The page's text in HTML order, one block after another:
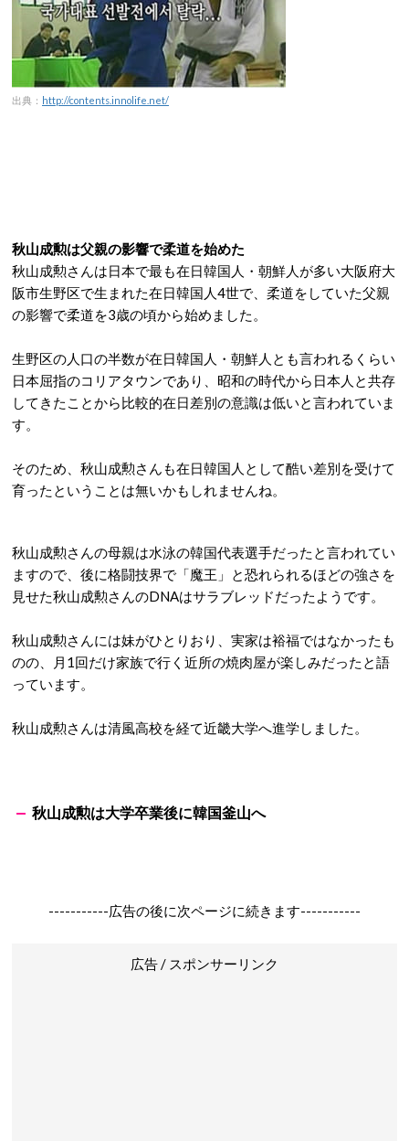
出典： http://contents.innolife.net/
秋山成勲は父親の影響で柔道を始めた
秋山成勲さんは日本で最も在日韓国人・朝鮮人が多い大阪府大
阪市生野区で生まれた在日韓国人4世で、柔道をしていた父親
の影響で柔道を3歳の頃から始めました。
生野区の人口の半数が在日韓国人・朝鮮人とも言われるくらい
日本屈指のコリアタウンであり、昭和の時代から日本人と共存
してきたことから比較的在日差別の意識は低いと言われていま
す。
そのため、秋山成勲さんも在日韓国人として酷い差別を受けて
育ったということは無いかもしれませんね。
秋山成勲さんの母親は水泳の韓国代表選手だったと言われてい
ますので、後に格闘技界で「魔王」と恐れられるほどの強さを
見せた秋山成勲さんのDNAはサラブレッドだったようです。
秋山成勲さんには妹がひとりおり、実家は裕福ではなかったも
のの、月1回だけ家族で行く近所の焼肉屋が楽しみだったと語
っています。
秋山成勲さんは清風高校を経て近畿大学へ進学しました。
秋山成勲は大学卒業後に韓国釜山へ
-----------広告の後に次ページに続きます-----------
広告 / スポンサーリンク